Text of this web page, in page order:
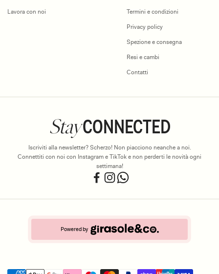
Lavora con noi Termini e condizioni
Privacy policy
Spezione e consegna
Resi e cambi
Contatti
StayCONNECTED
Iscriviti alla newsletter? Scherzo! Non piacciono neanche a noi.
Connettiti con noi con Instagram e TikTok e non perderti le novità ogni
settimana!
Powered by